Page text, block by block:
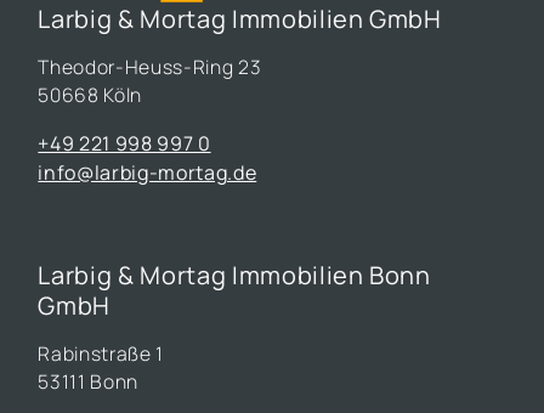
Larbig & Mortag Immobilien GmbH
Theodor-Heuss-Ring 23
50668 Köln
+49 221 998 997 0
info@larbig-mortag.de
Larbig & Mortag Immobilien Bonn
GmbH
Rabinstraße 1
53111 Bonn